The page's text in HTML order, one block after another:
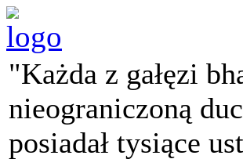
"Każda z gałęzi
nieograniczoną
posiadał tysiące